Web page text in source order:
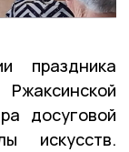
праздника
досуговой
искусств.